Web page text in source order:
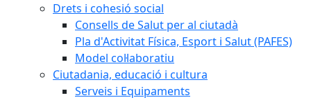
Drets i cohesió social
Consells de Salut per al ciutadà
Pla d'Activitat Física, Esport i Salut (PAFES)
Model col·laboratiu
Ciutadania, educació i cultura
Serveis i Equipaments